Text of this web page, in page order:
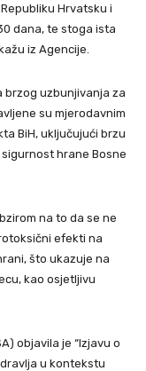
Hrvatsku i
dana, te stoga ista
iz Agencije.
brzog uzbunjivanja za
su mjerodavnim
BiH, uključujući brzu
hrane Bosne
na to da se ne
efekti na
što ukazuje na
kao osjetljivu
objavila je “Izjavu o
u kontekstu